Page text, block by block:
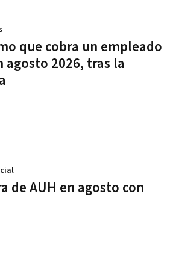
que cobra un empleado
agosto 2026, tras la
de AUH en agosto con